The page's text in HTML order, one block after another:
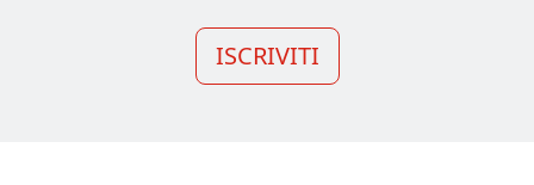
ISCRIVITI